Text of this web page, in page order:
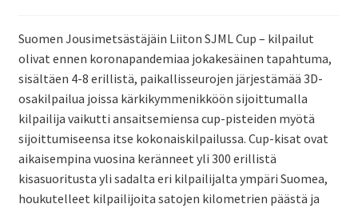
Suomen Jousimetsästäjäin Liiton SJML Cup – kilpailut
olivat ennen koronapandemiaa jokakesäinen tapahtuma,
sisältäen 4-8 erillistä, paikallisseurojen järjestämää 3D-
osakilpailua joissa kärkikymmenikköön sijoittumalla
kilpailija vaikutti ansaitsemiensa cup-pisteiden myötä
sijoittumiseensa itse kokonaiskilpailussa. Cup-kisat ovat
aikaisempina vuosina keränneet yli 300 erillistä
kisasuoritusta yli sadalta eri kilpailijalta ympäri Suomea,
houkutelleet kilpailijoita satojen kilometrien päästä ja